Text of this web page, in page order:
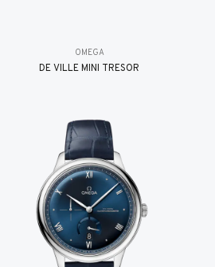
OMEGA
DE VILLE MINI TRÉSOR